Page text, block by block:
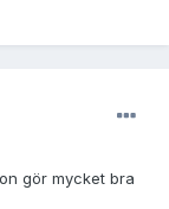
gör mycket bra